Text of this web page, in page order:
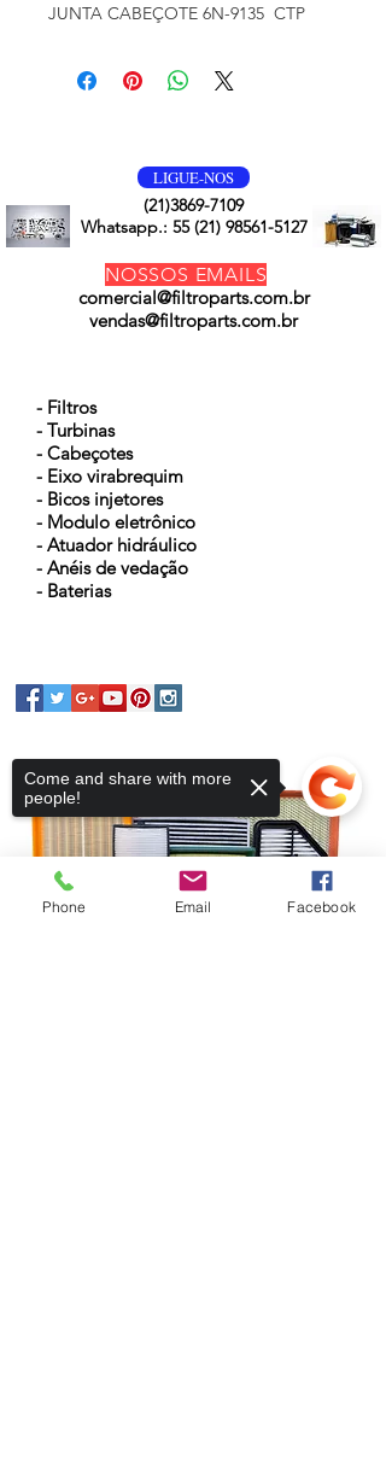
JUNTA CABEÇOTE 6N-9135 CTP
LIGUE-NOS
(21)3869-7109
Whatsapp.: 55 (21) 98561-5127
NOSSOS EMAILS
comercial@filtroparts.com.br
vendas@filtroparts.com.br
- Filtros
- Turbinas
- Cabeçotes
- Eixo virabrequim
- Bicos injetores
- Modulo eletrônico
- Atuador hidráulico
- Anéis de vedação
- Baterias
Phone Email Facebook
Come and share with more
people!